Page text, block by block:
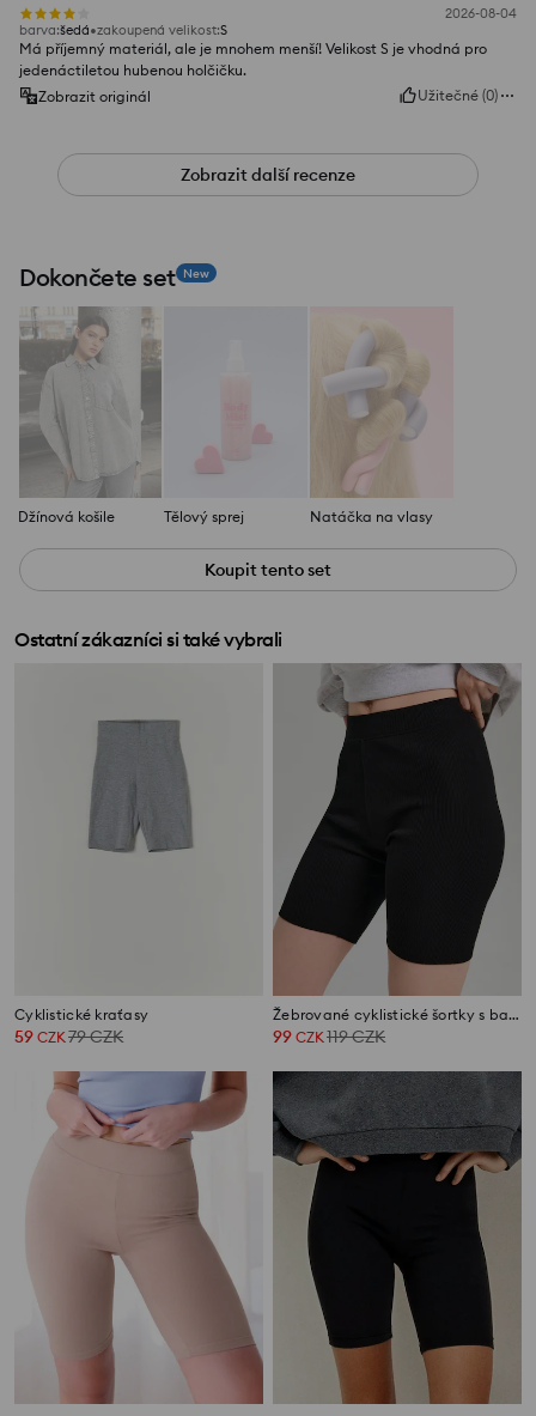
2026-08-04
barva:šedá zakoupená velikost:S
Má příjemný materiál, ale je mnohem menší! Velikost S je vhodná pro
jedenáctiletou hubenou holčičku.
Zobrazit originál
Užitečné (0)
Zobrazit další recenze
Dokončete set New
Džínová košile Tělový sprej Natáčka na vlasy
Koupit tento set
Ostatní zákazníci si také vybrali
Cyklistické kraťasy
59 CZK79CZK
Žebrované cyklistické šortky s bavlnou
99 CZK119CZK